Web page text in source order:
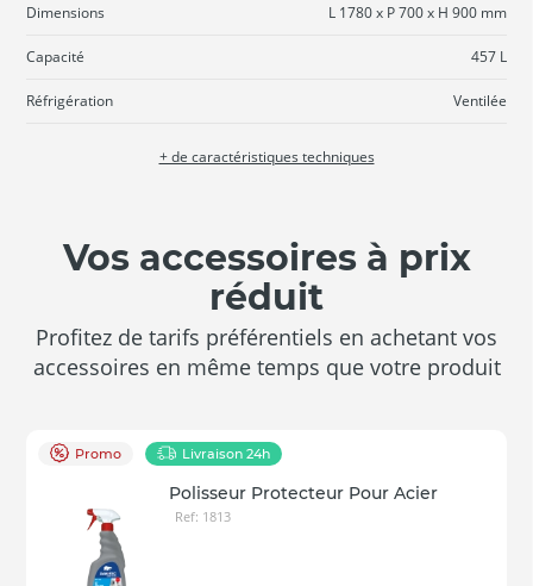
Dimensions L 1780 x P 700 x H 900 mm
Capacité 457 L
Réfrigération Ventilée
+ de caractéristiques techniques
Vos accessoires à prix
réduit
Profitez de tarifs préférentiels en achetant vos
accessoires en même temps que votre produit
Promo Livraison 24h
Polisseur Protecteur Pour Acier
Ref: 1813